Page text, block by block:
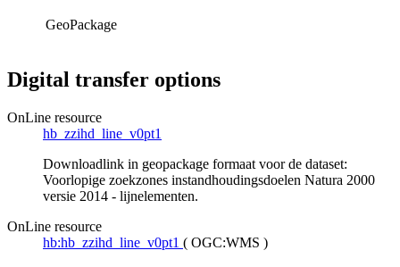
GeoPackage
Digital transfer options
OnLine resource
hb_zzihd_line_v0pt1
Downloadlink in geopackage formaat voor de dataset:
Voorlopige zoekzones instandhoudingsdoelen Natura 2000
versie 2014 - lijnelementen.
OnLine resource
hb:hb_zzihd_line_v0pt1 ( OGC:WMS )